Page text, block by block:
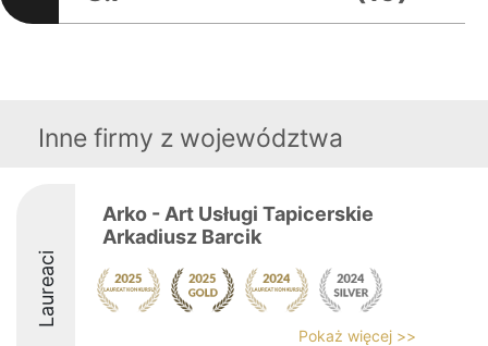
Inne firmy z województwa
Laureaci
Arko - Art Usługi Tapicerskie
Arkadiusz Barcik
Pokaż więcej >>